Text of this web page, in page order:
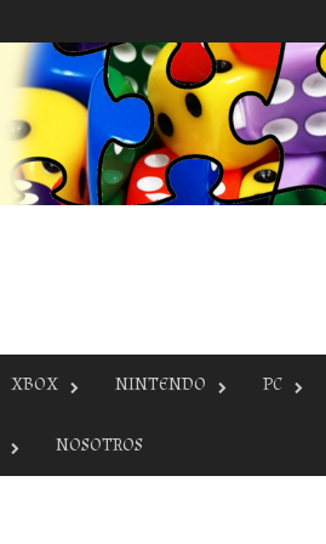
XBOX NINTENDO PC
NOSOTROS